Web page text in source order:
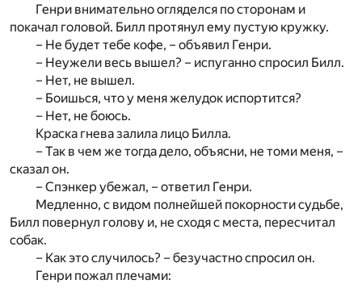
Генри внимательно огляделся по сторонам и
покачал головой. Билл протянул ему пустую кружку.
– Не будет тебе кофе, – объявил Генри.
– Неужели весь вышел? – испуганно спросил Билл.
– Нет, не вышел.
– Боишься, что у меня желудок испортится?
– Нет, не боюсь.
Краска гнева залила лицо Билла.
– Так в чем же тогда дело, объясни, не томи меня, –
сказал он.
– Спэнкер убежал, – ответил Генри.
Медленно, с видом полнейшей покорности судьбе,
Билл повернул голову и, не сходя с места, пересчитал
собак.
– Как это случилось? – безучастно спросил он.
Генри пожал плечами: